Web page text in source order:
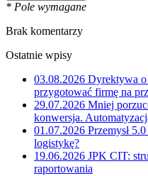
* Pole wymagane
Brak komentarzy
Ostatnie wpisy
03.08.2026 Dyrektywa o
przygotować firmę na
29.07.2026 Mniej
konwersja.
01.07.2026 Przemysł
logistykę?
19.06.2026 JPK CIT:
raportowania